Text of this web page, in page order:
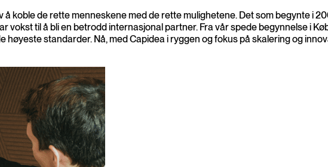
med over 1000 selskaper og organisasjoner over hele Europa
koble de rette menneskene med de rette mulighetene. Det som begynte i
vokst til å bli en betrodd internasjonal partner. Fra vår spede begynnelse i
høyeste standarder. Nå, med Capidea i ryggen og fokus på skalering og